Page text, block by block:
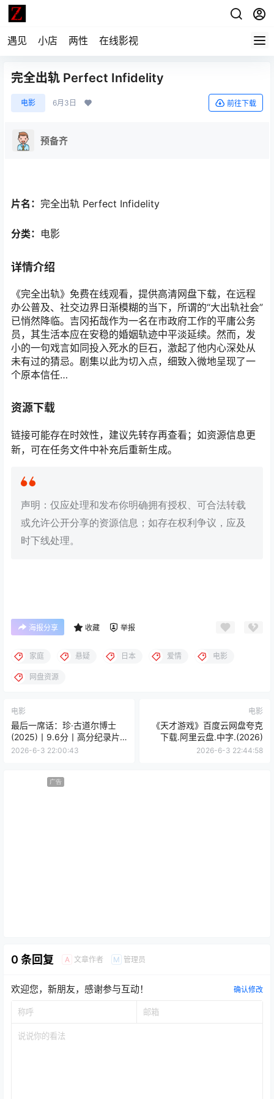
遇见 小店 两性 在线影视
完全出轨 Perfect Infidelity
电影 6月3日 前往下载
预备齐
片名： 完全出轨 Perfect Infidelity
分类： 电影
详情介绍
《完全出轨》免费在线观看，提供高清网盘下载，在远程
办公普及、社交边界日渐模糊的当下，所谓的“大出轨社会”
已悄然降临。吉冈拓哉作为一名在市政府工作的平庸公务
员，其生活本应在安稳的婚姻轨迹中平淡延续。然而，发
小的一句戏言如同投入死水的巨石，激起了他内心深处从
未有过的猜忌。剧集以此为切入点，细致入微地呈现了一
个原本信任…
资源下载
链接可能存在时效性，建议先转存再查看；如资源信息更
新，可在任务文件中补充后重新生成。
声明：仅应处理和发布你明确拥有授权、可合法转载
或允许公开分享的资源信息；如存在权利争议，应及
时下线处理。
海报分享 收藏 举报
家庭 悬疑 日本 爱情 电影
网盘资源
电影
最后一席话：珍·古道尔博士
(2025)丨9.6分丨高分纪录片
推荐 英语中字
2026-6-3 22:00:43
电影
《天才游戏》百度云网盘夸克
下载.阿里云盘.中字.(2026)
2026-6-3 22:44:58
广告
0 条回复 A 文章作者 M 管理员
欢迎您，新朋友，感谢参与互动！ 确认修改